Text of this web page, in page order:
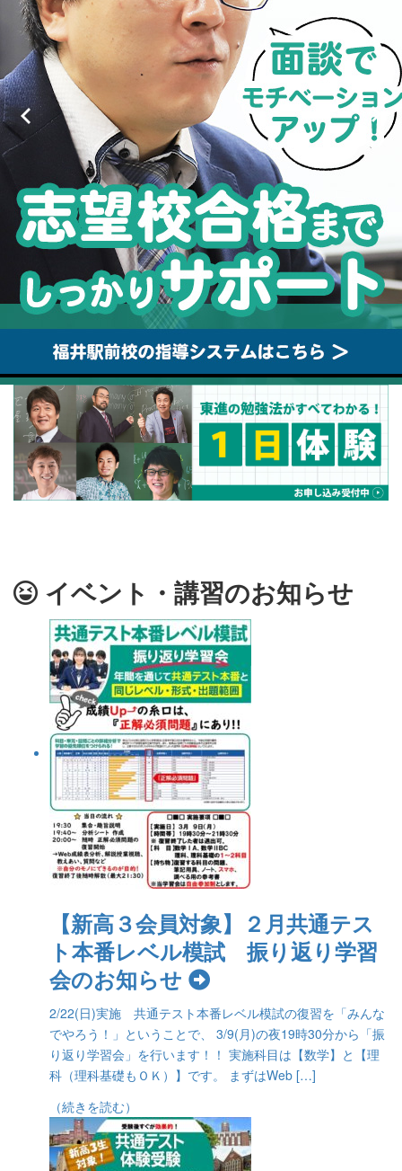
イベント・講習のお知らせ
【新高３会員対象】２月共通テス
ト本番レベル模試 振り返り学習
会のお知らせ
2/22(日)実施 共通テスト本番レベル模試の復習を「みんな
でやろう！」ということで、 3/9(月)の夜19時30分から「振
り返り学習会」を行います！！ 実施科目は【数学】と【理
科（理科基礎もＯＫ）】です。 まずはWeb […]
（続きを読む）